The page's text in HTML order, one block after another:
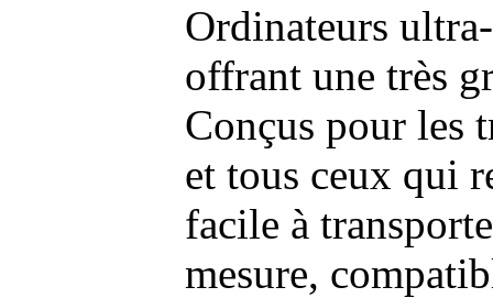
Ordinateurs
offrant une très
Conçus pour les
et tous ceux qui
facile à
mesure,